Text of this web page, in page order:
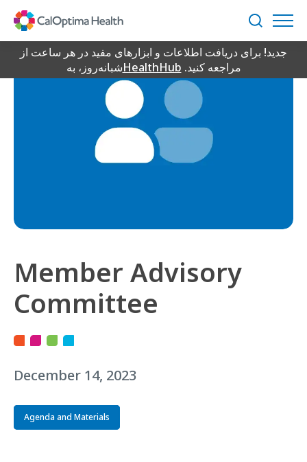
Content
جستجو
جدید! برای دریافت اطلاعات و ابزارهای مفید در هر ساعت از
شبانه‌روز، بهHealthHub مراجعه کنید.
Member Advisory
Committee
December 14, 2023
Agenda and Materials